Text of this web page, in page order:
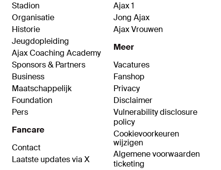
Stadion
Organisatie
Historie
Jeugdopleiding
Ajax Coaching Academy
Sponsors & Partners
Business
Maatschappelijk
Foundation
Pers
Fancare
Contact
Laatste updates via X
Ajax 1
Jong Ajax
Ajax Vrouwen
Meer
Vacatures
Fanshop
Privacy
Disclaimer
Vulnerability disclosure
policy
Cookievoorkeuren
wijzigen
Algemene voorwaarden
ticketing